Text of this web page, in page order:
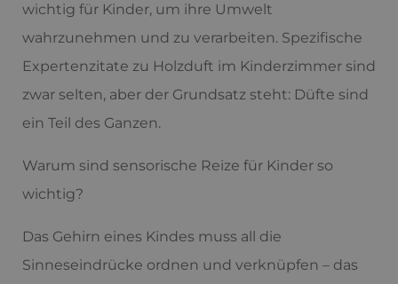
wichtig für Kinder, um ihre Umwelt
wahrzunehmen und zu verarbeiten. Spezifische
Expertenzitate zu Holzduft im Kinderzimmer sind
zwar selten, aber der Grundsatz steht: Düfte sind
ein Teil des Ganzen.
Warum sind sensorische Reize für Kinder so
wichtig?
Das Gehirn eines Kindes muss all die
Sinneseindrücke ordnen und verknüpfen – das